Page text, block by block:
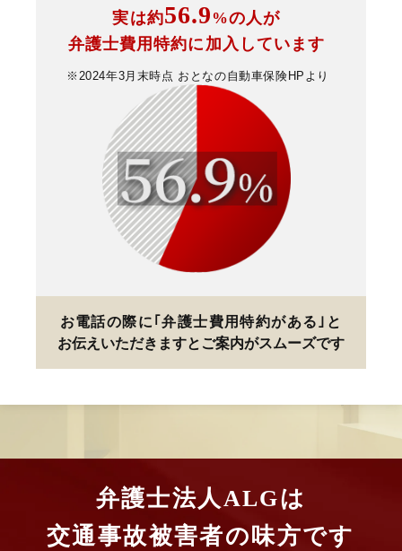
実は約56.9%の人が
弁護士費用特約に 加入しています
※2024年3月末時点 おとなの自動車保険HPより
お電話の際に ｢弁護士費用特約がある｣と
お伝えいただきますと ご案内がスムーズです
弁護士法人ALGは
交通事故被害者の味方です